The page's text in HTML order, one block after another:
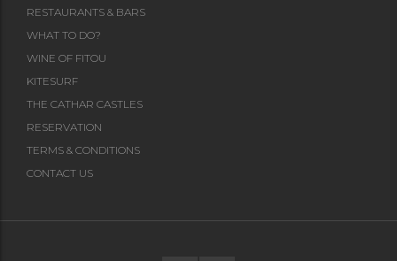
RESTAURANTS & BARS
WHAT TO DO?
WINE OF FITOU
KITESURF
THE CATHAR CASTLES
RESERVATION
TERMS & CONDITIONS
CONTACT US